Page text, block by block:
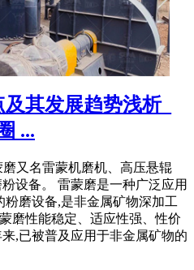
其发展趋势浅析_
...
磨又名雷蒙机磨机、高压悬辊
设备。 雷蒙磨是一种广泛应用
粉磨设备,是非金属矿物深加工
磨性能稳定、适应性强、性价
,已被普及应用于非金属矿物的